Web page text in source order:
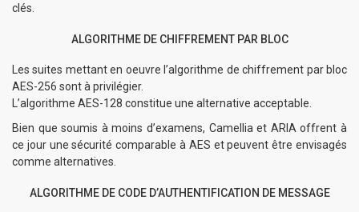
clés.
ALGORITHME DE CHIFFREMENT PAR BLOC
Les suites mettant en oeuvre l’algorithme de chiffrement par bloc
AES-256 sont à privilégier.
L’algorithme AES-128 constitue une alternative acceptable.
Bien que soumis à moins d’examens, Camellia et ARIA offrent à
ce jour une sécurité comparable à AES et peuvent être envisagés
comme alternatives.
ALGORITHME DE CODE D’AUTHENTIFICATION DE MESSAGE